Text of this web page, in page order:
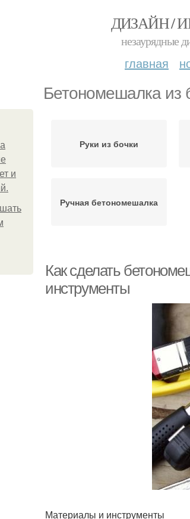
ДИЗАЙН /
незаурядные
главная
Бетономешалка из
и
Руки из бочки
Ручная бетономешалка
Как сделать
инструменты
Материалы и инструменты